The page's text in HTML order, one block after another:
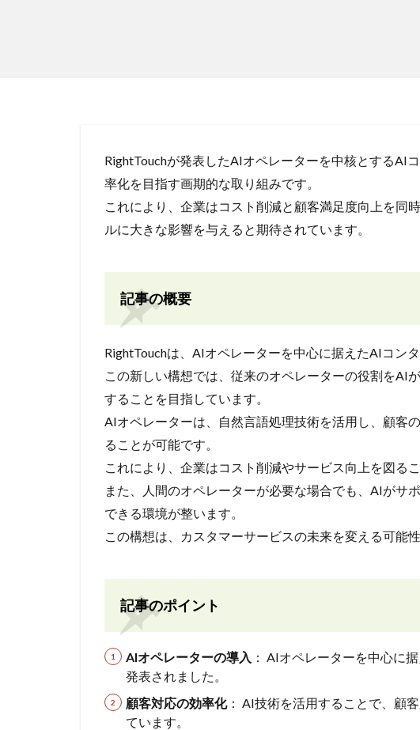
RightTouchが発表したAIオペレーターを中核とするAI
率化を目指す画期的な取り組みです。
これにより、企業はコスト削減と顧客満足度向上を同
ルに大きな影響を与えると期待されています。
記事の概要
RightTouchは、AIオペレーターを中心に据えたAIコン
この新しい構想では、従来のオペレーターの役割をAI
することを目指しています。
AIオペレーターは、自然言語処理技術を活用し、顧客
ることが可能です。
これにより、企業はコスト削減やサービス向上を図る
また、人間のオペレーターが必要な場合でも、AIがサ
できる環境が整います。
この構想は、カスタマーサービスの未来を変える可能
記事のポイント
AIオペレーターの導入 ： AIオペレーターを中心に
発表されました。
顧客対応の効率化： AI技術を活用することで、顧
ています。